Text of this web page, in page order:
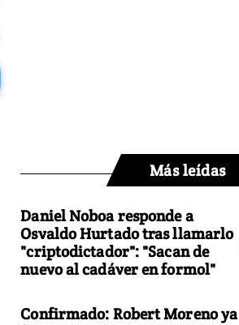
Más leídas
Daniel Noboa responde a
Osvaldo Hurtado tras llamarlo
"criptodictador": "Sacan de
nuevo al cadáver en formol"
Confirmado: Robert Moreno ya